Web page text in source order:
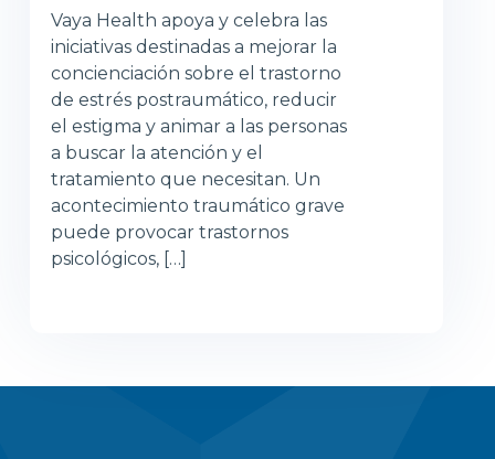
Vaya Health apoya y celebra las
iniciativas destinadas a mejorar la
concienciación sobre el trastorno
de estrés postraumático, reducir
el estigma y animar a las personas
a buscar la atención y el
tratamiento que necesitan. Un
acontecimiento traumático grave
puede provocar trastornos
psicológicos, […]